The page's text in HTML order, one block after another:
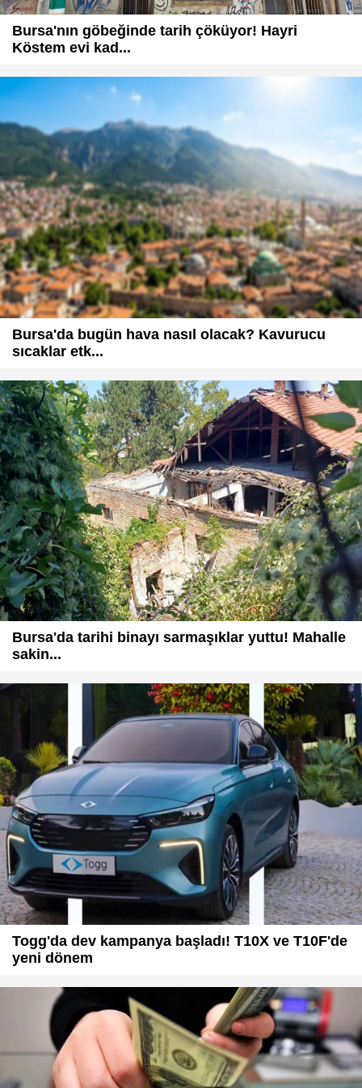
Bursa'nın göbeğinde tarih çöküyor! Hayri
Köstem evi kad...
Bursa'da bugün hava nasıl olacak? Kavurucu
sıcaklar etk...
Bursa'da tarihi binayı sarmaşıklar yuttu! Mahalle
sakin...
Togg'da dev kampanya başladı! T10X ve T10F'de
yeni dönem